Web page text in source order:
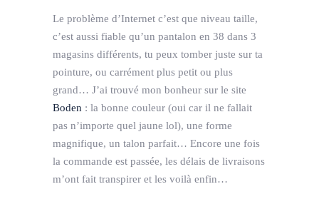
Le problème d’Internet c’est que niveau taille,
c’est aussi fiable qu’un pantalon en 38 dans 3
magasins différents, tu peux tomber juste sur ta
pointure, ou carrément plus petit ou plus
grand… J’ai trouvé mon bonheur sur le site
Boden : la bonne couleur (oui car il ne fallait
pas n’importe quel jaune lol), une forme
magnifique, un talon parfait… Encore une fois
la commande est passée, les délais de livraisons
m’ont fait transpirer et les voilà enfin…